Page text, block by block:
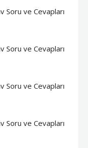
Soru ve Cevapları
Soru ve Cevapları
Soru ve Cevapları
Soru ve Cevapları